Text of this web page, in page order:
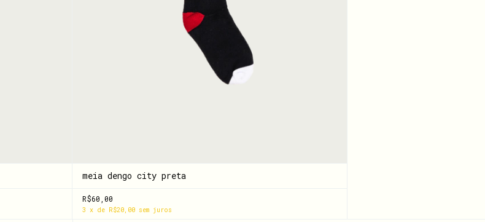
meia dengo city preta
R$60,00
3 x de R$20,00 sem juros